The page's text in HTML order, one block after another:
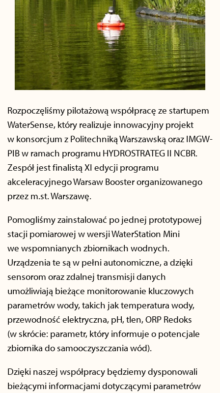
Rozpoczęliśmy pilotażową współpracę ze startupem
WaterSense, który realizuje innowacyjny projekt
w konsorcjum z Politechniką Warszawską oraz IMGW-
PIB w ramach programu HYDROSTRATEG II NCBR.
Zespół jest finalistą XI edycji programu
akceleracyjnego Warsaw Booster organizowanego
przez m.st. Warszawę.
Pomogliśmy zainstalować po jednej prototypowej
stacji pomiarowej w wersji WaterStation Mini
we wspomnianych zbiornikach wodnych.
Urządzenia te są w pełni autonomiczne, a dzięki
sensorom oraz zdalnej transmisji danych
umożliwiają bieżące monitorowanie kluczowych
parametrów wody, takich jak temperatura wody,
przewodność elektryczna, pH, tlen, ORP Redoks
(w skrócie: parametr, który informuje o potencjale
zbiornika do samooczyszczania wód).
Dzięki naszej współpracy będziemy dysponowali
bieżącymi informacjami dotyczącymi parametrów